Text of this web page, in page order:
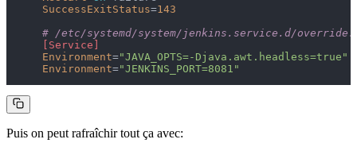
SuccessExitStatus=143
# /etc/systemd/system/jenkins.service.d/
[Service]
Environment="JAVA_OPTS=-Djava.awt.headless=true"
Environment="JENKINS_PORT=8081"
Puis on peut rafraîchir tout ça avec: